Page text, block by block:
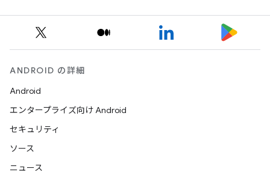
ANDROID の詳細
Android
エンタープライズ向け Android
セキュリティ
ソース
ニュース